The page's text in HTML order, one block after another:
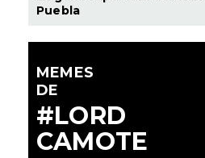
Puebla
MEMES
DE
#LORD
CAMOTE